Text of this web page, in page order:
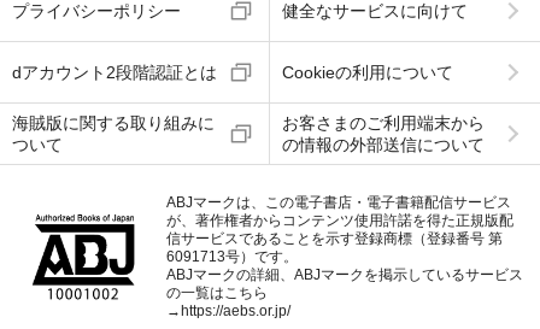
プライバシーポリシー 健全なサービスに向けて
dアカウント2段階認証とは Cookieの利用について
海賊版に関する取り組みに
ついて
お客さまのご利用端末から
の情報の外部送信について
ABJマークは、この電子書店・電子書籍配信サービス
が、著作権者からコンテンツ使用許諾を得た正規版配
信サービスであることを示す登録商標（登録番号 第
6091713号）です。
ABJマークの詳細、ABJマークを掲示しているサービス
の一覧はこちら
→ https://aebs.or.jp/